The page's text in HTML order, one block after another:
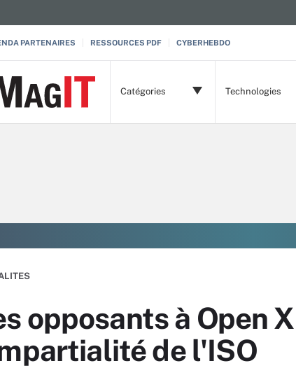
PARTENAIRES RESSOURCES PDF CYBERHEBDO
Catégories Technologies
opposants à Open
de l'ISO